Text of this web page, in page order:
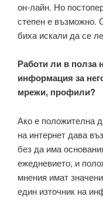
он-лайн. Но
степен е възможно.
биха искали да се
Работи ли в полза
информация за
мрежи, профили?
Ако е положителна
на интернет дава
без да има
ежедневието, и
мнения имат
един източник на